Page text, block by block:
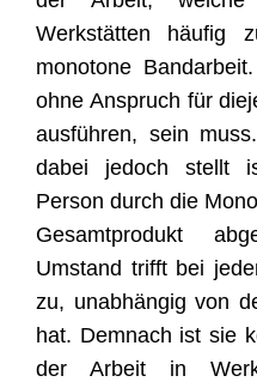
Werkstätten häufig
monotone
ohne Anspruch für
ausführen, sein
dabei jedoch stellt
Person durch die
Gesamtprodukt
Umstand trifft bei
zu, unabhängig von
hat. Demnach ist sie
der Arbeit in